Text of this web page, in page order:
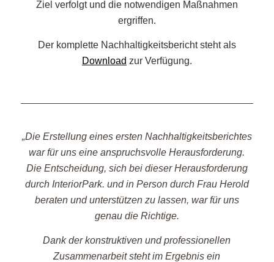
Ziel verfolgt und die notwendigen Maßnahmen
ergriffen.
Der komplette Nachhaltigkeitsbericht steht als
Download zur Verfügung.
„Die Erstellung eines ersten Nachhaltigkeitsberichtes
war für uns eine anspruchsvolle Herausforderung.
Die Entscheidung, sich bei dieser Herausforderung
durch InteriorPark. und in Person durch Frau Herold
beraten und unterstützen zu lassen, war für uns
genau die Richtige.
Dank der konstruktiven und professionellen
Zusammenarbeit steht im Ergebnis ein